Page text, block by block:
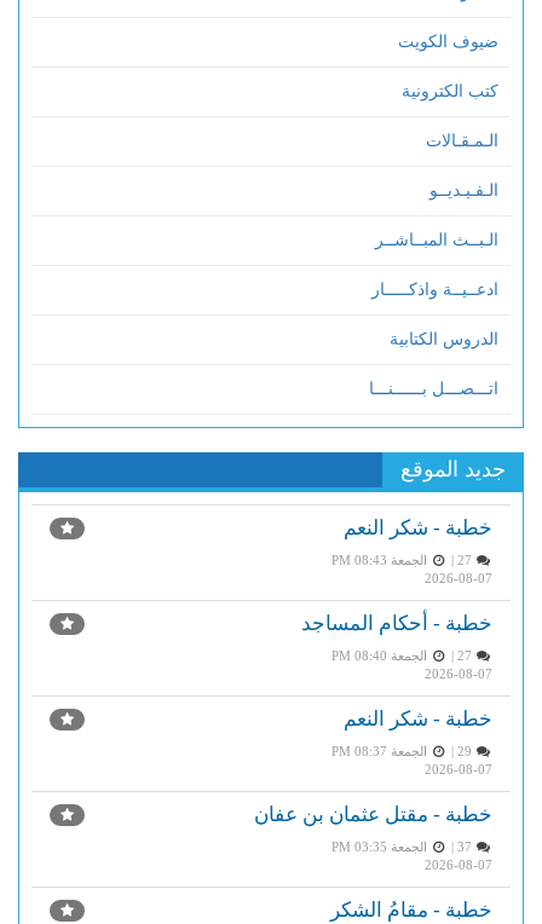
ضيوف الكويت
كتب الكترونية
الـمـقـالات
الـفـيـديــو
الـبــث المبــاشــر
ادعــيــة واذكـــــار
الدروس الكتابية
اتـــصـــل بــــــنـــا
جديد الموقع
خطبة - شكر النعم
الجمعة PM 08:43
2026-08-07
خطبة - أحكام المساجد
الجمعة PM 08:40
2026-08-07
خطبة - شكر النعم
الجمعة PM 08:37
2026-08-07
خطبة - مقتل عثمان بن عفان
الجمعة PM 03:35
2026-08-07
خطبة - مقامُ الشكر